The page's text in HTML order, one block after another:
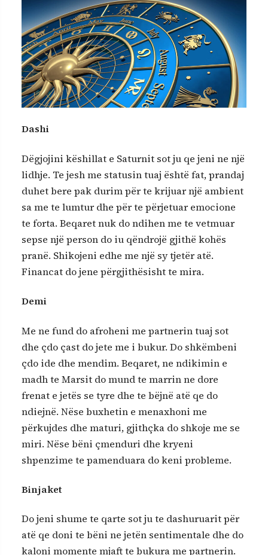
Dashi
Dëgjojini këshillat e Saturnit sot ju qe jeni ne një
lidhje. Te jesh me statusin tuaj është fat, prandaj
duhet bere pak durim për te krijuar një ambient
sa me te lumtur dhe për te përjetuar emocione
te forta. Beqaret nuk do ndihen me te vetmuar
sepse një person do iu qëndrojë gjithë kohës
pranë. Shikojeni edhe me një sy tjetër atë.
Financat do jene përgjithësisht te mira.
Demi
Me ne fund do afroheni me partnerin tuaj sot
dhe çdo çast do jete me i bukur. Do shkëmbeni
çdo ide dhe mendim. Beqaret, ne ndikimin e
madh te Marsit do mund te marrin ne dore
frenat e jetës se tyre dhe te bëjnë atë qe do
ndiejnë. Nëse buxhetin e menaxhoni me
përkujdes dhe maturi, gjithçka do shkoje me se
miri. Nëse bëni çmenduri dhe kryeni
shpenzime te pamenduara do keni probleme.
Binjaket
Do jeni shume te qarte sot ju te dashuruarit për
atë qe doni te bëni ne jetën sentimentale dhe do
kaloni momente mjaft te bukura me partnerin.